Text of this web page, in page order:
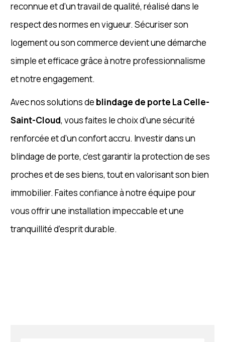
reconnue et d’un travail de qualité, réalisé dans le
respect des normes en vigueur. Sécuriser son
logement ou son commerce devient une démarche
simple et efficace grâce à notre professionnalisme
et notre engagement.
Avec nos solutions de blindage de porte La Celle-
Saint-Cloud, vous faites le choix d’une sécurité
renforcée et d’un confort accru. Investir dans un
blindage de porte, c’est garantir la protection de ses
proches et de ses biens, tout en valorisant son bien
immobilier. Faites confiance à notre équipe pour
vous offrir une installation impeccable et une
tranquillité d’esprit durable.